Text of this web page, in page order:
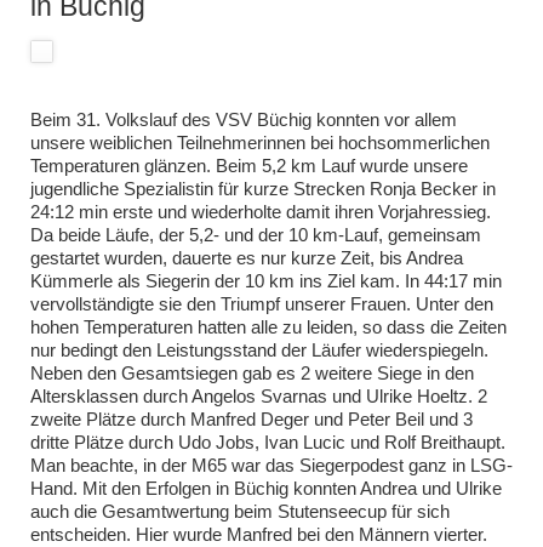
in Büchig
Beim 31. Volkslauf des VSV Büchig konnten vor allem
unsere weiblichen Teilnehmerinnen bei hochsommerlichen
Temperaturen glänzen. Beim 5,2 km Lauf wurde unsere
jugendliche Spezialistin für kurze Strecken Ronja Becker in
24:12 min erste und wiederholte damit ihren Vorjahressieg.
Da beide Läufe, der 5,2- und der 10 km-Lauf, gemeinsam
gestartet wurden, dauerte es nur kurze Zeit, bis Andrea
Kümmerle als Siegerin der 10 km ins Ziel kam. In 44:17 min
vervollständigte sie den Triumpf unserer Frauen. Unter den
hohen Temperaturen hatten alle zu leiden, so dass die Zeiten
nur bedingt den Leistungsstand der Läufer wiederspiegeln.
Neben den Gesamtsiegen gab es 2 weitere Siege in den
Altersklassen durch Angelos Svarnas und Ulrike Hoeltz. 2
zweite Plätze durch Manfred Deger und Peter Beil und 3
dritte Plätze durch Udo Jobs, Ivan Lucic und Rolf Breithaupt.
Man beachte, in der M65 war das Siegerpodest ganz in LSG-
Hand. Mit den Erfolgen in Büchig konnten Andrea und Ulrike
auch die Gesamtwertung beim Stutenseecup für sich
entscheiden. Hier wurde Manfred bei den Männern vierter.